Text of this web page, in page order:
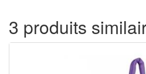
3 produits